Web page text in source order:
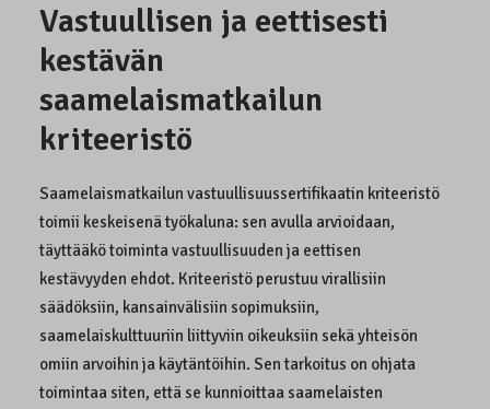
Vastuullisen ja eettisesti
kestävän
saamelaismatkailun
kriteeristö
Saamelaismatkailun vastuullisuussertifikaatin kriteeristö
toimii keskeisenä työkaluna: sen avulla arvioidaan,
täyttääkö toiminta vastuullisuuden ja eettisen
kestävyyden ehdot. Kriteeristö perustuu virallisiin
säädöksiin, kansainvälisiin sopimuksiin,
saamelaiskulttuuriin liittyviin oikeuksiin sekä yhteisön
omiin arvoihin ja käytäntöihin. Sen tarkoitus on ohjata
toimintaa siten, että se kunnioittaa saamelaisten